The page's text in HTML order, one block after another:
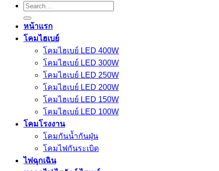
Search
for:
หน้าแรก
โคมไฮเบย์
โคมไฮเบย์ LED 400W
โคมไฮเบย์ LED 300W
โคมไฮเบย์ LED 250W
โคมไฮเบย์ LED 200W
โคมไฮเบย์ LED 150W
โคมไฮเบย์ LED 100W
โคมโรงงาน
โคมกันน้ำกันฝุ่น
โคมไฟกันระเบิด
ไฟฉุกเฉิน